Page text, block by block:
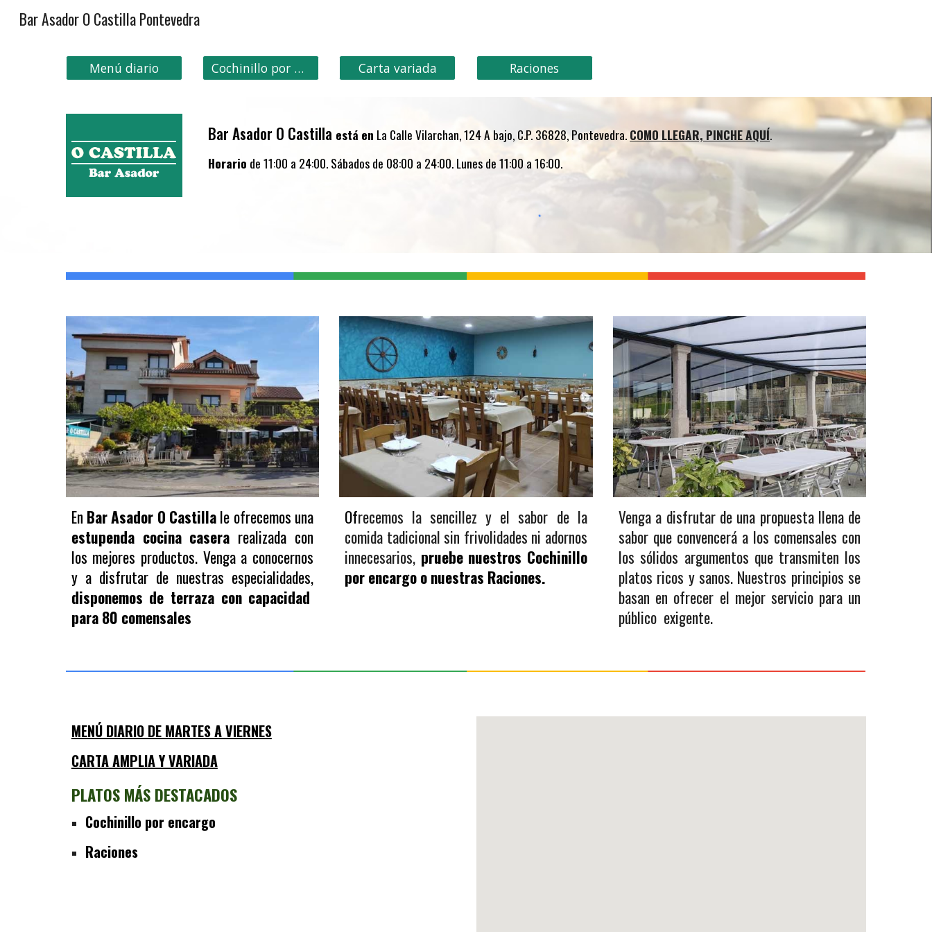
Bar Asador O Castilla Pontevedra
Menú diario Cochinillo por encargo Carta variada Raciones
Bar Asador O Castilla está en La Calle Vilarchan, 124 A bajo, C.P. 36828, Pontevedra.COMO LLEGAR, PINCHE AQUÍ.
Horario de11:00 a 24:00. Sábados de 08:00 a 24:00. Lunes de 11:00 a 16:00.
En Bar Asador O Castillale ofrecemos una
estupenda cocina casera realizada con
los mejores productos. Venga a conocernos
y a disfrutar de nuestras especialidades,
disponemos de terraza con capacidad
para 80 comensales
Ofrecemos la sencillez y el sabor de la
comida tadicional sin frivolidades ni adornos
innecesarios, pruebe nuestros Cochinillo
por encargoo nuestras Raciones.
Venga a disfrutar de una propuesta llena de
sabor que convencerá a los comensales con
los sólidos argumentos que transmiten los
platos ricos y sanos. Nuestros principios se
basan en ofrecer el mejor servicio para un
público exigente.
MENÚ DIARIO DE MARTES A VIERNES
CARTA AMPLIA Y VARIADA
PLATOS MÁS DESTACADOS
Cochinillo por encargo
Raciones